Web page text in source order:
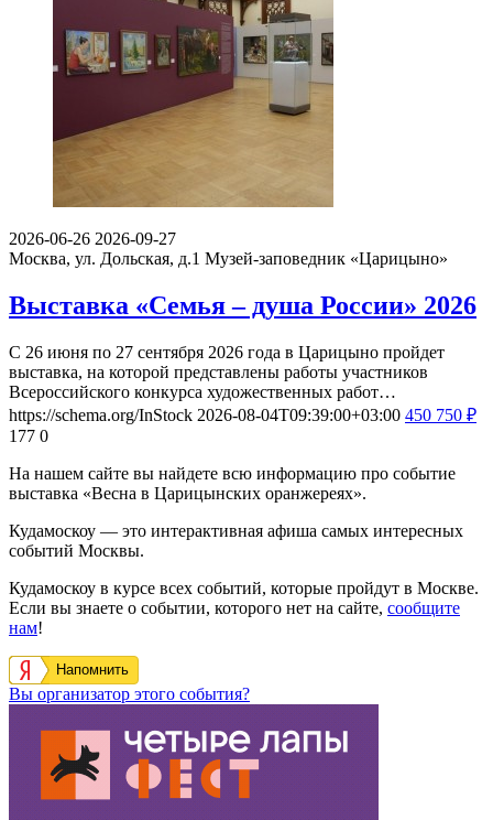
2026-06-26 2026-09-27
Москва, ул. Дольская, д.1 Музей-заповедник «Царицыно»
Выставка «Семья – душа России» 2026
С 26 июня по 27 сентября 2026 года в Царицыно пройдет
выставка, на которой представлены работы участников
Всероссийского конкурса художественных работ…
https://schema.org/InStock 2026-08-04T09:39:00+03:00 450 750 ₽
177 0
На нашем сайте вы найдете всю информацию про событие
выставка «Весна в Царицынских оранжереях».
Кудамоскоу — это интерактивная афиша самых интересных
событий Москвы.
Кудамоскоу в курсе всех событий, которые пройдут в Москве.
Если вы знаете о событии, которого нет на сайте, сообщите
нам!
Напомнить
Вы организатор этого события?